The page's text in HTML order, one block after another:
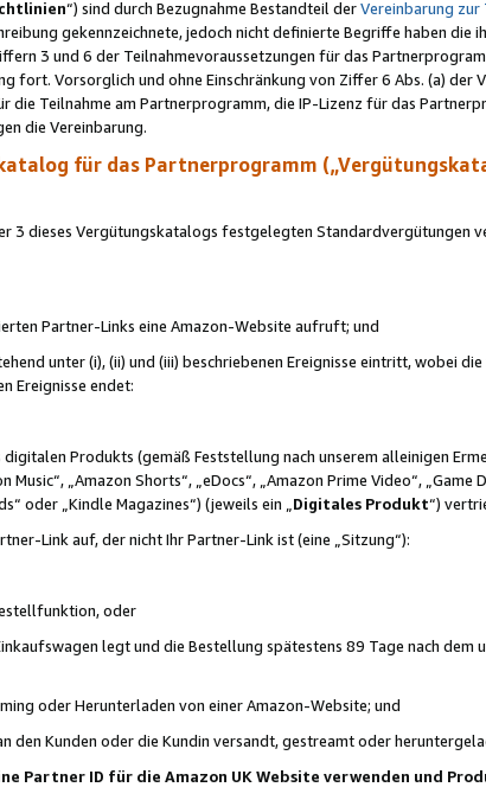
“) sind durch Bezugnahme Bestandteil derVereinbarung
gekennzeichnete, jedoch nicht definierte Begriffe haben die
3 und 6 der Teilnahmevoraussetzungen für das
fort. Vorsorglich und ohne Einschränkung von Ziffer 6 Abs. (a) der
die Teilnahme am Partnerprogramm, die IP-Lizenz für das
die Vereinbarung.
für das Partnerprogramm
3 dieses Vergütungskatalogs festgelegten Standardvergütungen
Partner-Links eine Amazon-Website aufruft; und
unter (i), (ii) und (iii) beschriebenen Ereignisse eintritt, wobei
Ereignisse endet:
Produkts (gemäß Feststellung nach unserem alleinigen
„Amazon Shorts“, „eDocs“, „Amazon Prime Video“, „Game
oder „Kindle Magazines“) (jeweils ein „ Digitales Produkt“)
Link auf, der nicht Ihr Partner-Link ist (eine „Sitzung“):
oder
legt und die Bestellung spätestens 89 Tage nach dem
oder Herunterladen von einer Amazon-Website; und
Kunden oder die Kundin versandt, gestreamt oder
Partner ID für die Amazon UK Website verwenden und